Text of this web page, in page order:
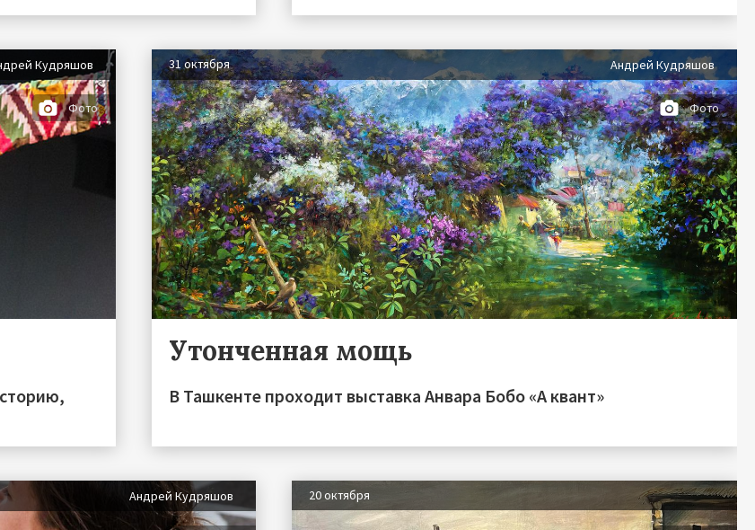
Кудряшов
Фото
31 октября Андрей Кудряшов
Фото
Утонченная мощь
В Ташкенте проходит выставка Анвара Бобо «А квант»
Андрей Кудряшов 20 октября